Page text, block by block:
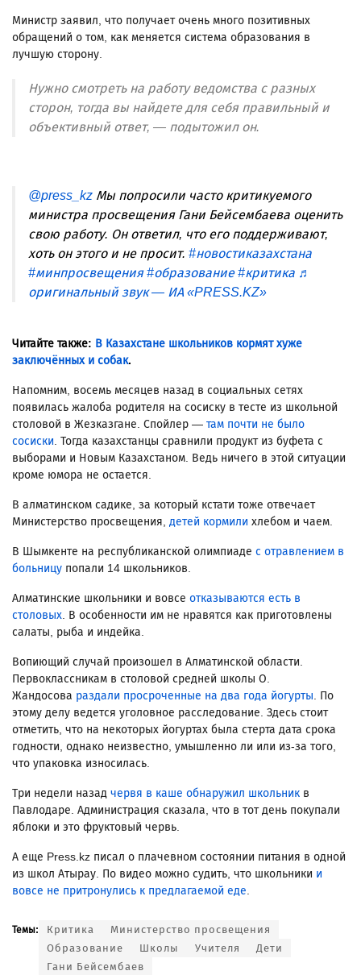
Министр заявил, что получает очень много позитивных
обращений о том, как меняется система образования в
лучшую сторону.
Нужно смотреть на работу ведомства с разных
сторон, тогда вы найдете для себя правильный и
объективный ответ, — подытожил он.
@press_kz Мы попросили часто критикуемого
министра просвещения Гани Бейсембаева оценить
свою работу. Он ответил, что его поддерживают,
хоть он этого и не просит. #новостиказахстана
#минпросвещения #образование #критика ♬
оригинальный звук — ИА «PRESS.KZ»
Читайте также: В Казахстане школьников кормят хуже
заключённых и собак.
Напомним, восемь месяцев назад в социальных сетях
появилась жалоба родителя на сосиску в тесте из школьной
столовой в Жезказгане. Спойлер — там почти не было
сосиски. Тогда казахстанцы сравнили продукт из буфета с
выборами и Новым Казахстаном. Ведь ничего в этой ситуации
кроме юмора не остается.
В алматинском садике, за который кстати тоже отвечает
Министерство просвещения, детей кормили хлебом и чаем.
В Шымкенте на республиканской олимпиаде с отравлением в
больницу попали 14 школьников.
Алматинские школьники и вовсе отказываются есть в
столовых. В особенности им не нравятся как приготовлены
салаты, рыба и индейка.
Вопиющий случай произошел в Алматинской области.
Первоклассникам в столовой средней школы О.
Жандосова раздали просроченные на два года йогурты. По
этому делу ведется уголовное расследование. Здесь стоит
отметить, что на некоторых йогуртах была стерта дата срока
годности, однако неизвестно, умышленно ли или из-за того,
что упаковка износилась.
Три недели назад червя в каше обнаружил школьник в
Павлодаре. Администрация сказала, что в тот день покупали
яблоки и это фруктовый червь.
А еще Press.kz писал о плачевном состоянии питания в одной
из школ Атырау. По видео можно судить, что школьники и
вовсе не притронулись к предлагаемой еде.
Темы: Критика
Министерство просвещения
Образование
Школы Учителя
Дети
Гани Бейсембаев